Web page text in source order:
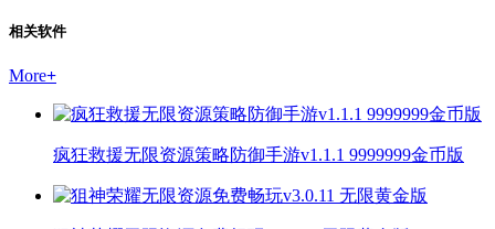
相关软件
More+
疯狂救援无限资源策略防御手游v1.1.1 9999999金币版